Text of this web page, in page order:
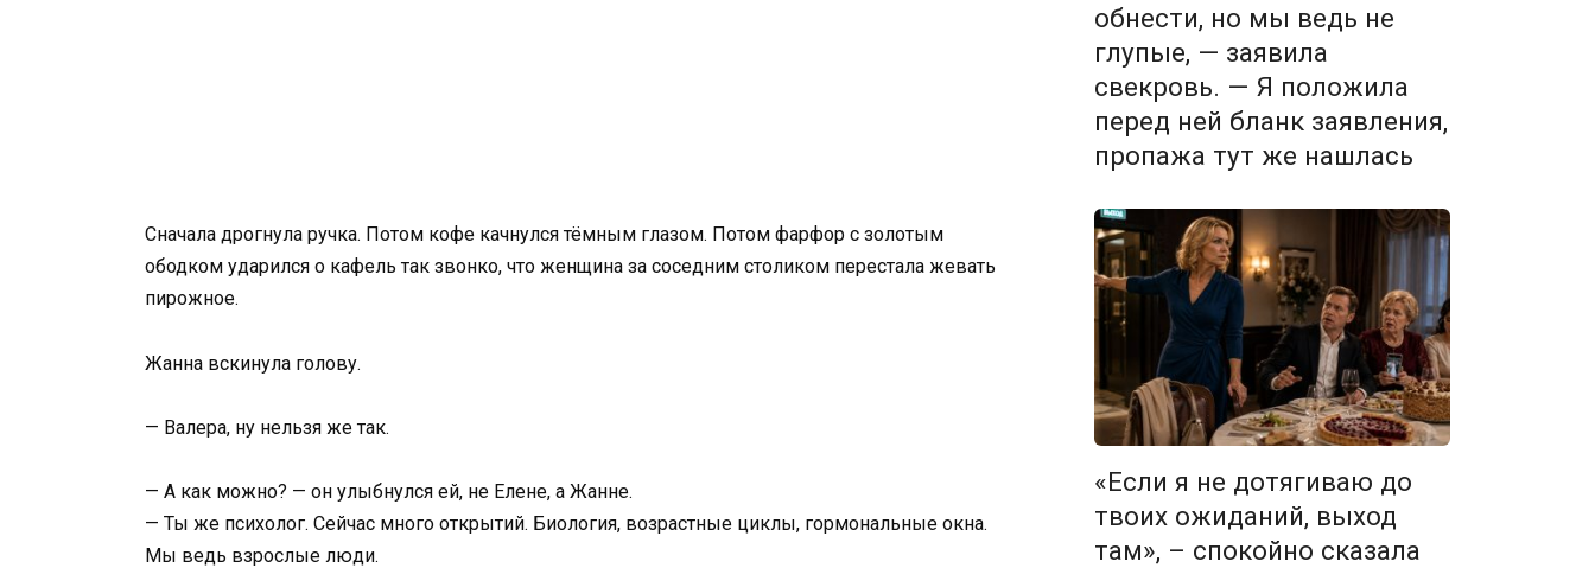
Сначала дрогнула ручка. Потом кофе качнулся тёмным глазом. Потом фарфор с золотым
ободком ударился о кафель так звонко, что женщина за соседним столиком перестала жевать
пирожное.
Жанна вскинула голову.
— Валера, ну нельзя же так.
— А как можно? — он улыбнулся ей, не Елене, а Жанне.
— Ты же психолог. Сейчас много открытий. Биология, возрастные циклы, гормональные окна.
Мы ведь взрослые люди.
обнести, но мы ведь не
глупые, — заявила
свекровь. — Я положила
перед ней бланк заявления,
пропажа тут же нашлась
«Если я не дотягиваю до
твоих ожиданий, выход
там», – спокойно сказала